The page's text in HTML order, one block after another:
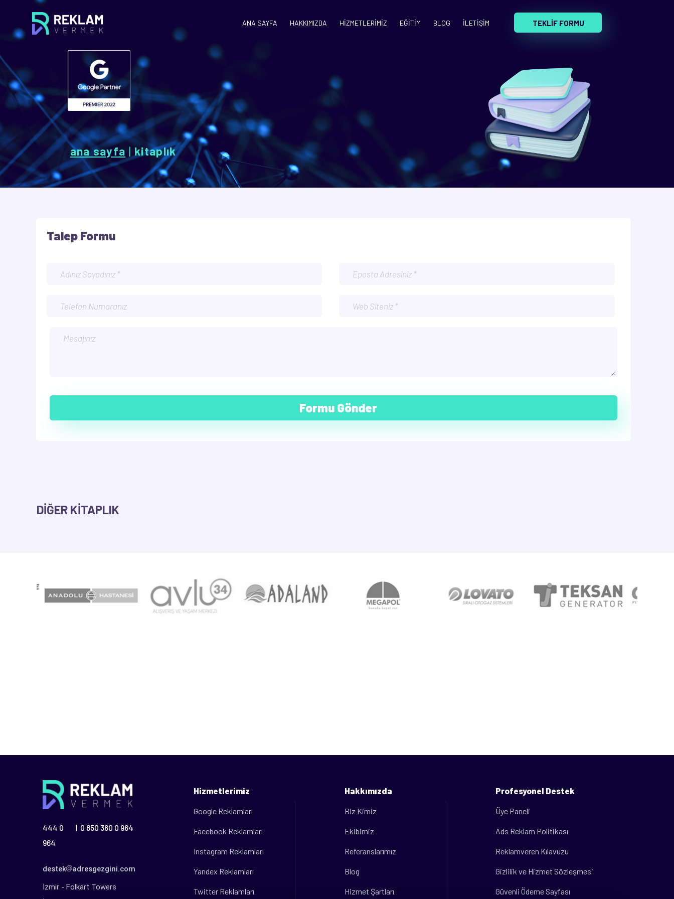
ANA SAYFA HAKKIMIZDA HİZMETLERİMİZ EĞİTİM BLOG İLETİŞİM TEKLİF FORMU
ana sayfa | kitaplık
Talep Formu
DİĞER KİTAPLIK
444 0
964
| 0 850 360 0 964
destek
adresgezgini.com
İzmir - Folkart Towers
Hizmetlerimiz
Google Reklamları
Facebook Reklamları
Instagram Reklamları
Yandex Reklamları
Twitter Reklamları
Hakkımızda
Biz Kimiz
Ekibimiz
Referanslarımız
Blog
Hizmet Şartları
Profesyonel Destek
Üye Paneli
Ads Reklam Politikası
Reklamveren Kılavuzu
Gizlilik ve Hizmet Sözleşmesi
Güvenli Ödeme Sayfası